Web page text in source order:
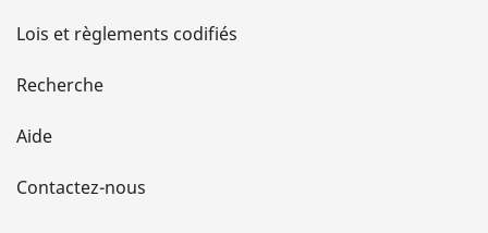
d
e
l
Lois et règlements codifiés
Recherche
Aide
Contactez-nous